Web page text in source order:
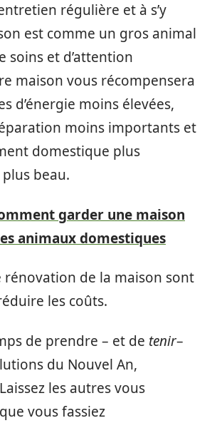
régulière et à s’y
est comme un gros animal
soins et d’attention
maison vous récompensera
d’énergie moins élevées,
moins importants et
domestique plus
beau.
garder une maison
animaux domestiques
rénovation de la maison sont
les coûts.
de prendre – et de tenir–
du Nouvel An,
les autres vous
vous fassiez